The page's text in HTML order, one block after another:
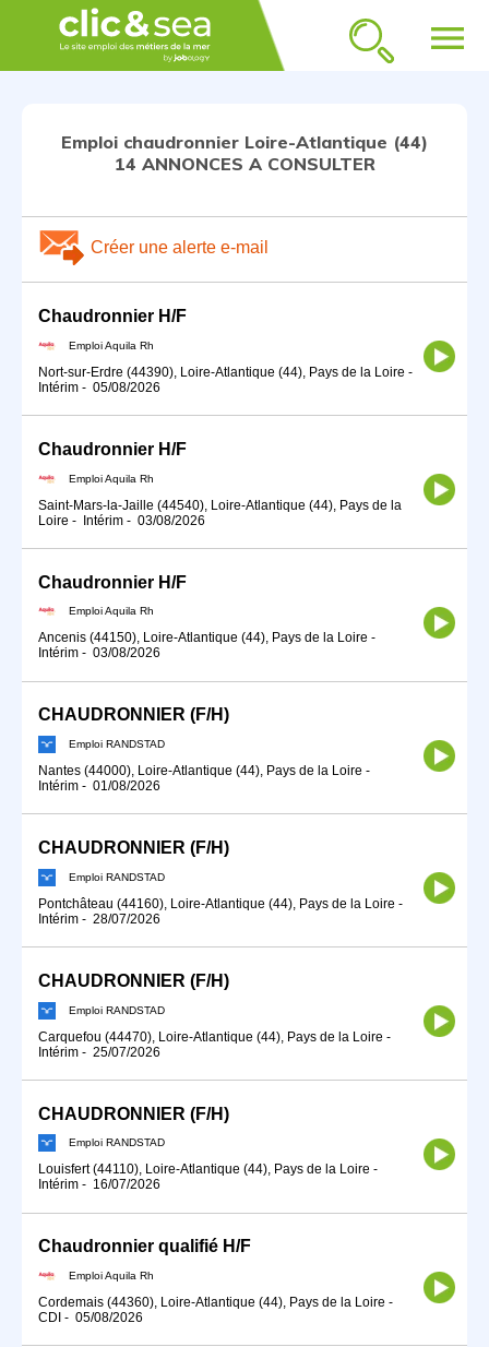
menu
Emploi chaudronnier Loire-Atlantique (44)
14 ANNONCES A CONSULTER
Créer une alerte e-mail
Chaudronnier H/F
Emploi Aquila Rh
Nort-sur-Erdre (44390), Loire-Atlantique (44), Pays de la Loire -
Intérim - 05/08/2026
Chaudronnier H/F
Emploi Aquila Rh
Saint-Mars-la-Jaille (44540), Loire-Atlantique (44), Pays de la
Loire - Intérim - 03/08/2026
Chaudronnier H/F
Emploi Aquila Rh
Ancenis (44150), Loire-Atlantique (44), Pays de la Loire -
Intérim - 03/08/2026
CHAUDRONNIER (F/H)
Emploi RANDSTAD
Nantes (44000), Loire-Atlantique (44), Pays de la Loire -
Intérim - 01/08/2026
CHAUDRONNIER (F/H)
Emploi RANDSTAD
Pontchâteau (44160), Loire-Atlantique (44), Pays de la Loire -
Intérim - 28/07/2026
CHAUDRONNIER (F/H)
Emploi RANDSTAD
Carquefou (44470), Loire-Atlantique (44), Pays de la Loire -
Intérim - 25/07/2026
CHAUDRONNIER (F/H)
Emploi RANDSTAD
Louisfert (44110), Loire-Atlantique (44), Pays de la Loire -
Intérim - 16/07/2026
Chaudronnier qualifié H/F
Emploi Aquila Rh
Cordemais (44360), Loire-Atlantique (44), Pays de la Loire -
CDI - 05/08/2026